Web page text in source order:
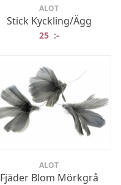
ALOT
Stick Kyckling/Ägg
25 :-
ALOT
Fjäder Blom Mörkgrå